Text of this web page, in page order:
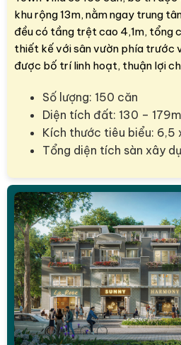
khu rộng 13m, nằm ngay trung
đều có tầng trệt cao 4,1m, tổng
thiết kế với sân vườn phía trước
được bố trí linh hoạt, thuận lợi
Số lượng: 150 căn
Diện tích đất: 130 –
Kích thước tiêu biểu: 6,5
Tổng diện tích sàn xây